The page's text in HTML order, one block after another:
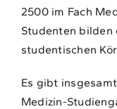
2500 im Fach
Studenten bilden
studentischen
Es gibt
Medizin-